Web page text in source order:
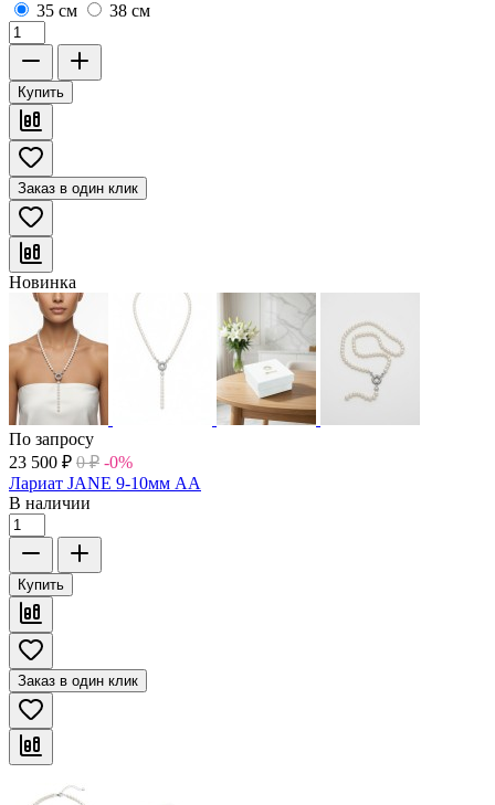
35 см
38 см
Купить
Заказ в один клик
Новинка
По запросу
23 500 ₽ 0 ₽ -0%
Лариат JANE 9-10мм АА
В наличии
Купить
Заказ в один клик